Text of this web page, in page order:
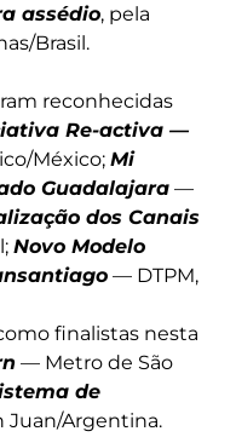
assédio, pela
Brasil.
reconhecidas
Re-activa —
México; Mi
Guadalajara —
dos Canais
Novo Modelo
— DTPM,
finalistas nesta
— Metro de São
de
Juan/Argentina.